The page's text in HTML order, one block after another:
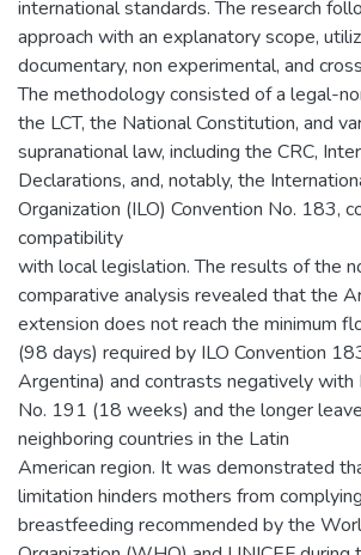
international standards. The research
approach with an explanatory scope,
documentary, non experimental, and
The methodology consisted of a legal-
the LCT, the National Constitution, and
supranational law, including the CRC,
Declarations, and, notably, the
Organization (ILO) Convention No. 183,
compatibility
with local legislation. The results of the
comparative analysis revealed that the
extension does not reach the minimum
(98 days) required by ILO Convention
Argentina) and contrasts negatively with
No. 191 (18 weeks) and the longer
neighboring countries in the Latin
American region. It was demonstrated
limitation hinders mothers from
breastfeeding recommended by the